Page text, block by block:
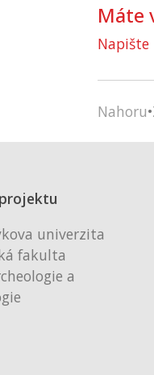
Máte
Napište
Nahoru•
univerzita
fakulta
a